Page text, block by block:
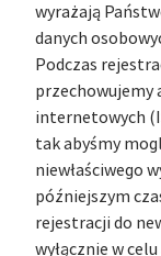
wyrażają
danych
Podczas
przechowujemy
internetowych
tak abyśmy
niewłaściwego
późniejszym
rejestracji do
wyłącznie w